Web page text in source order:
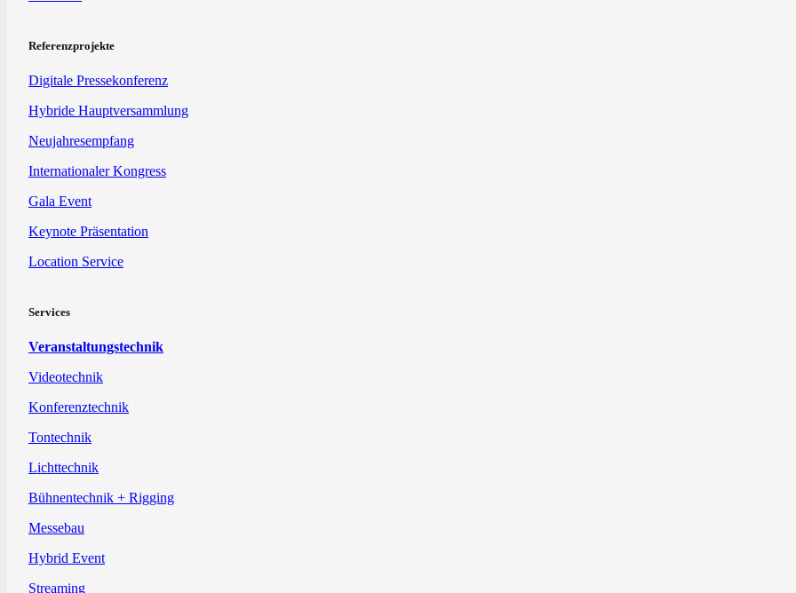
Referenzprojekte
Digitale Pressekonferenz
Hybride Hauptversammlung
Neujahresempfang
Internationaler Kongress
Gala Event
Keynote Präsentation
Location Service
Services
Veranstaltungstechnik
Videotechnik
Konferenztechnik
Tontechnik
Lichttechnik
Bühnentechnik + Rigging
Messebau
Hybrid Event
Streaming